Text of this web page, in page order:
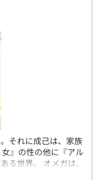
それに成己は、家族
』の性の他に『アル
る世界。 オメガは、
から保障される。代